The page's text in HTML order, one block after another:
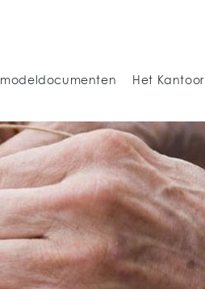
Het Kantoor